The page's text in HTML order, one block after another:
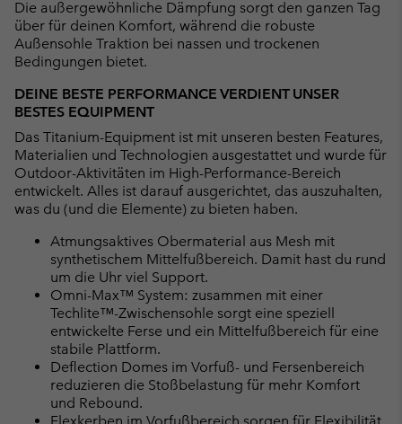
Die außergewöhnliche Dämpfung sorgt den ganzen Tag
über für deinen Komfort, während die robuste
Außensohle Traktion bei nassen und trockenen
Bedingungen bietet.
DEINE BESTE PERFORMANCE VERDIENT UNSER
BESTES EQUIPMENT
Das Titanium-Equipment ist mit unseren besten Features,
Materialien und Technologien ausgestattet und wurde für
Outdoor-Aktivitäten im High-Performance-Bereich
entwickelt. Alles ist darauf ausgerichtet, das auszuhalten,
was du (und die Elemente) zu bieten haben.
Atmungsaktives Obermaterial aus Mesh mit
synthetischem Mittelfußbereich. Damit hast du rund
um die Uhr viel Support.
Omni-Max™ System: zusammen mit einer
Techlite™-Zwischensohle sorgt eine speziell
entwickelte Ferse und ein Mittelfußbereich für eine
stabile Plattform.
Deflection Domes im Vorfuß- und Fersenbereich
reduzieren die Stoßbelastung für mehr Komfort
und Rebound.